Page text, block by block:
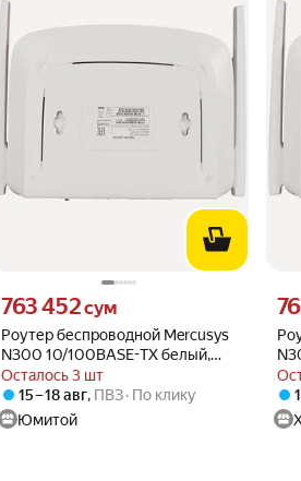
Роутер беспроводной Mercusys
N300 10/100BASE-TX белый,
портов LAN 3 (MW305R)
Осталось 3 шт
Цена 763452 сум вместо
763 452сум
15 – 18 авг, ПВЗ По клику
Юмитой